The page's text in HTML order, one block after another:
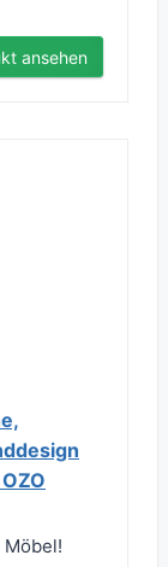
ansehen